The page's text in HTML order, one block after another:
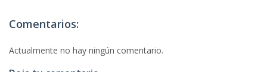
Comentarios:
Actualmente no hay ningún comentario.